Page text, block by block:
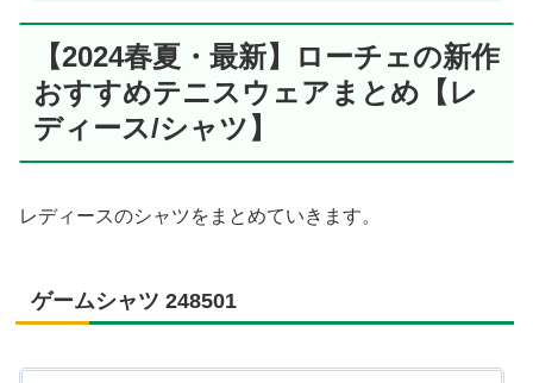
【2024春夏・最新】ローチェの新作
おすすめテニスウェアまとめ【レ
ディース/シャツ】
レディースのシャツをまとめていきます。
ゲームシャツ 248501